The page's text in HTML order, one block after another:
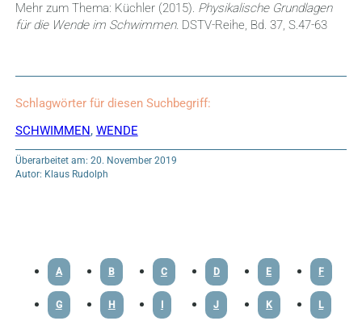
Mehr zum Thema: Küchler (2015). Physikalische Grundlagen
für die Wende im Schwimmen. DSTV-Reihe, Bd. 37, S.47-63
Schlagwörter für diesen Suchbegriff:
SCHWIMMEN, WENDE
Überarbeitet am: 20. November 2019
Autor: Klaus Rudolph
A B C D E F
G H I J K L